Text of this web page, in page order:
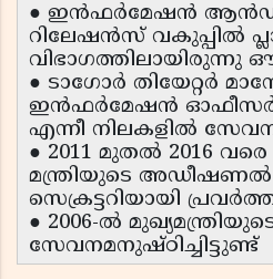
● ഇൻഫർമേഷൻ ആൻഡ്
റിലേഷൻസ് വകുപ്പിൽ
വിഭാഗത്തിലായിരുന്നു
● ടാഗോർ തിയേറ്റർ
ഇൻഫർമേഷൻ ഓഫീസർ,
എന്നീ നിലകളിൽ
● 2011 മുതൽ 2016
മന്ത്രിയുടെ അഡീഷണൽ
സെക്രട്ടറിയായി
● 2006-ൽ
സേവനമനുഷ്ഠിച്ചിട്ടുണ്ട്